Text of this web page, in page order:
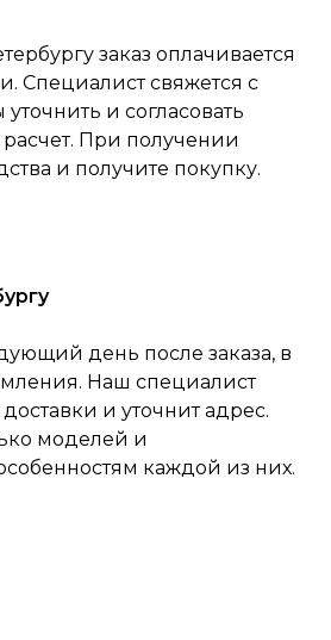
заказ оплачивается
Специалист свяжется с
и согласовать
При получении
и получите покупку.
день после заказа, в
Наш специалист
и уточнит адрес.
моделей и
каждой из них.